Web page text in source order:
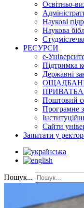
Освітньо-
Наукові
Наукова
РЕСУРСИ
е-
Підтримка
Державні
ОЩАДБАНК
Поштовий
Програмне
Сайти
Запитати у
Пошук...